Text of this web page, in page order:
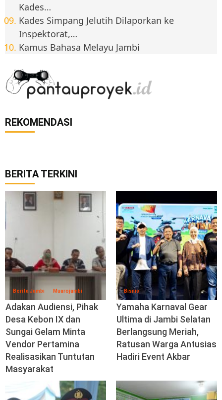
Kades…
Kades Simpang Jelutih Dilaporkan ke
Inspektorat,…
Kamus Bahasa Melayu Jambi
REKOMENDASI
BERITA TERKINI
Berita Jambi Muarojambi
Adakan Audiensi, Pihak
Desa Kebon IX dan
Sungai Gelam Minta
Vendor Pertamina
Realisasikan Tuntutan
Masyarakat
Bisnis
Yamaha Karnaval Gear
Ultima di Jambi Selatan
Berlangsung Meriah,
Ratusan Warga Antusias
Hadiri Event Akbar